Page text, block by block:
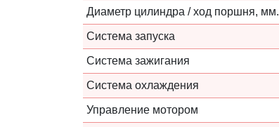
Диаметр цилиндра / ход поршня, мм.
Система запуска
Система зажигания
Система охлаждения
Управление мотором